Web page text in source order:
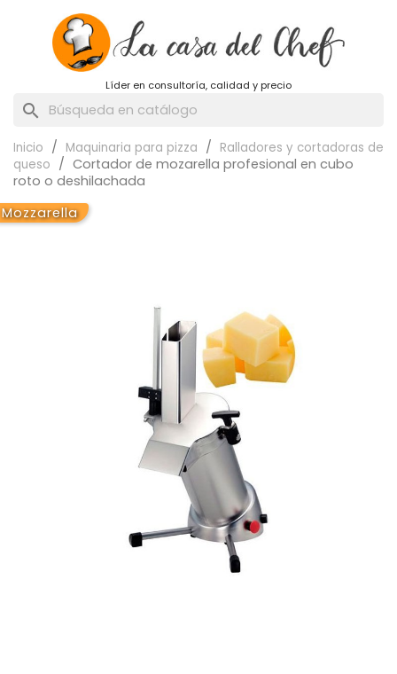
Líder en consultoría, calidad y precio
search
Inicio Maquinaria para pizza
Ralladores y cortadoras de
queso
Cortador de mozarella profesional en cubo
roto o deshilachada
Mozzarella